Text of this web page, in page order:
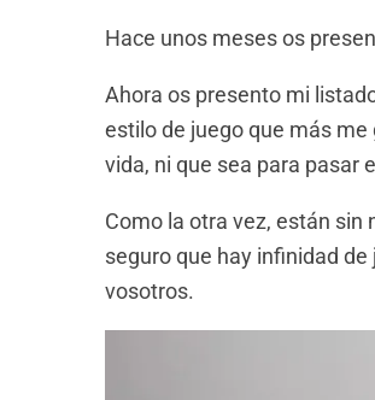
Hace unos meses os
Ahora os presento mi
estilo de juego que más
vida, ni que sea para pasar
Como la otra vez, están sin
seguro que hay infinidad
vosotros.